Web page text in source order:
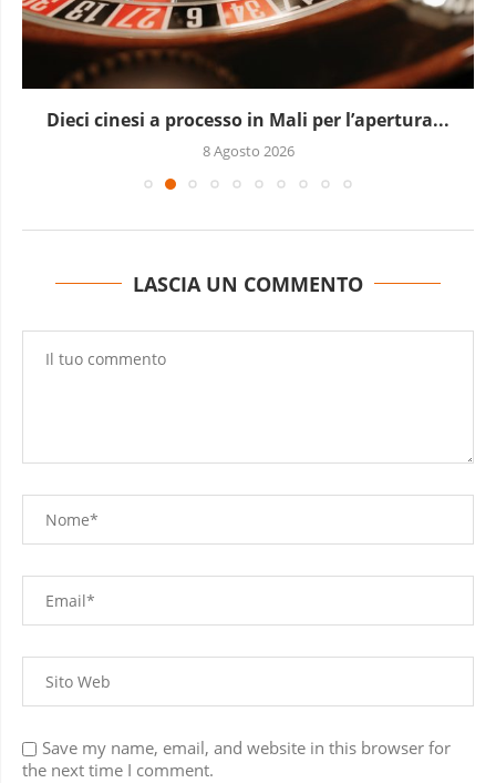
Dieci cinesi a processo in Mali per l’apertura...
8 Agosto 2026
LASCIA UN COMMENTO
Save my name, email, and website in this browser for
the next time I comment.